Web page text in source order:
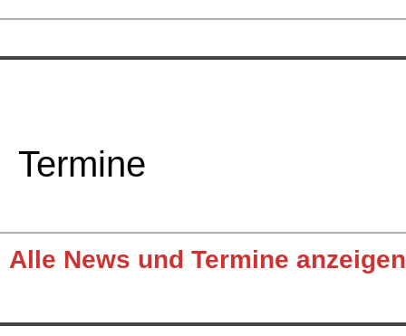
Termine
Alle News und Termine anzeigen